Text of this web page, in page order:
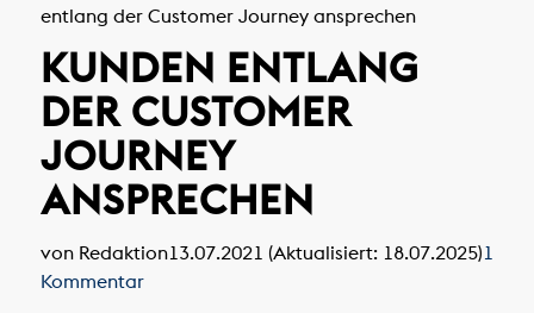
entlang der Customer Journey ansprechen
KUNDEN ENTLANG
DER CUSTOMER
JOURNEY
ANSPRECHEN
von Redaktion13.07.2021 (Aktualisiert: 18.07.2025)1
Kommentar